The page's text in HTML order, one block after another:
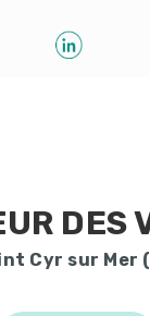
DES
Cyr sur Mer